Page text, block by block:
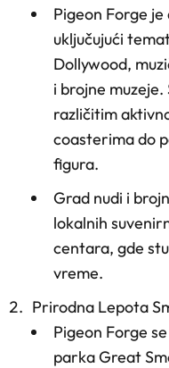
Pigeon Forge
uključujući
Dollywood,
i brojne
različitim
coasterima do
figura.
Grad nudi i
lokalnih
centara, gde
vreme.
Prirodna Lepota
Pigeon Forge
parka Great